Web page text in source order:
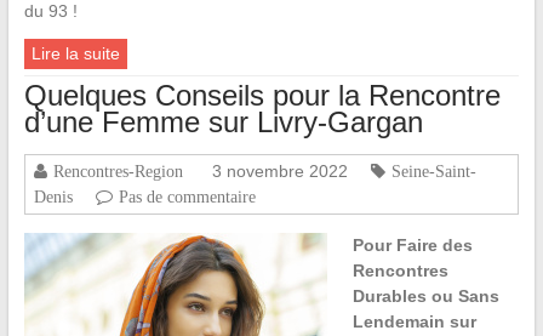
du 93 !
Lire la suite
Quelques Conseils pour la Rencontre
d’une Femme sur Livry-Gargan
Rencontres-Region 3 novembre 2022
Seine-Saint-
Denis
Pas de commentaire
Pour Faire des
Rencontres
Durables ou Sans
Lendemain sur